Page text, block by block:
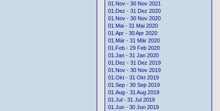
01.Nov - 30 Nov 2021
01.Dez - 31 Dez 2020
01.Nov - 30 Nov 2020
01.Mai - 31 Mai 2020
01.Apr - 30 Apr 2020
01.Mär - 31 Mär 2020
01.Feb - 29 Feb 2020
01.Jan - 31 Jan 2020
01.Dez - 31 Dez 2019
01.Nov - 30 Nov 2019
01.Okt - 31 Okt 2019
01.Sep - 30 Sep 2019
01.Aug - 31 Aug 2019
01.Jul - 31 Jul 2019
01.Jun - 30 Jun 2019